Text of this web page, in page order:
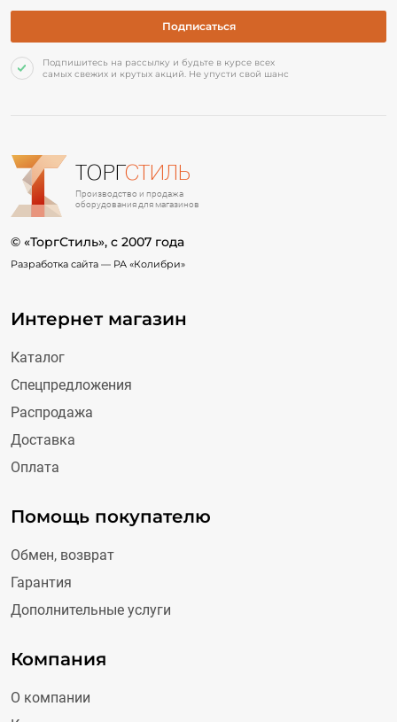
Подпишитесь на рассылку и будьте в курсе всех
самых свежих и крутых акций. Не упусти свой шанс
ТОРГСТИЛЬ
Производство и продажа
оборудования для магазинов
© «ТоргСтиль», c 2007 года
Разработка сайта — РА «Колибри»
Интернет магазин
Каталог
Спецпредложения
Распродажа
Доставка
Оплата
Помощь покупателю
Обмен, возврат
Гарантия
Дополнительные услуги
Компания
О компании